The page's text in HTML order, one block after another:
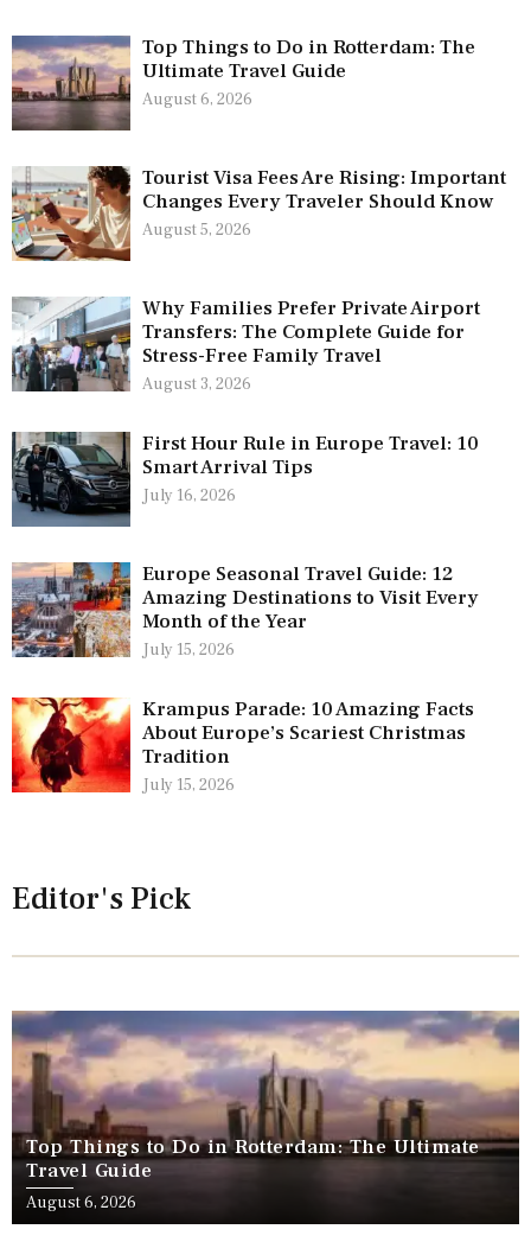
Top Things to Do in Rotterdam: The
Ultimate Travel Guide
August 6, 2026
Tourist Visa Fees Are Rising: Important
Changes Every Traveler Should Know
August 5, 2026
Why Families Prefer Private Airport
Transfers: The Complete Guide for
Stress-Free Family Travel
August 3, 2026
First Hour Rule in Europe Travel: 10
Smart Arrival Tips
July 16, 2026
Europe Seasonal Travel Guide: 12
Amazing Destinations to Visit Every
Month of the Year
July 15, 2026
Krampus Parade: 10 Amazing Facts
About Europe’s Scariest Christmas
Tradition
July 15, 2026
Editor's Pick
Top Things to Do in Rotterdam: The Ultimate
Travel Guide
August 6, 2026